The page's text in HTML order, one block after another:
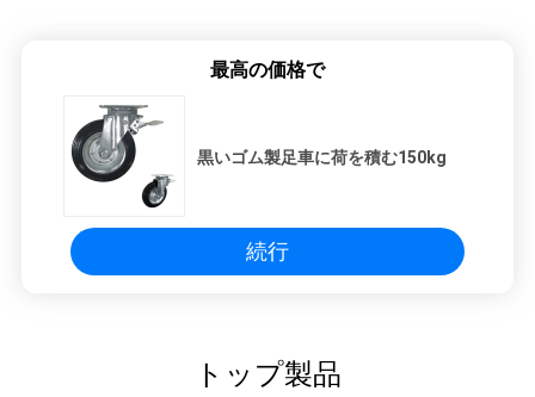
最高の価格で
黒いゴム製足車に荷を積む150kg
続行
トップ製品